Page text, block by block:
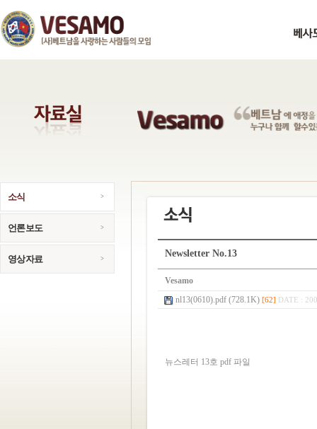
소식
언론보도
영상자료
Newsletter No.13
Vesamo
nl13(0610).pdf (728.1K) [62] DATE :
뉴스레터 13호 pdf 파일